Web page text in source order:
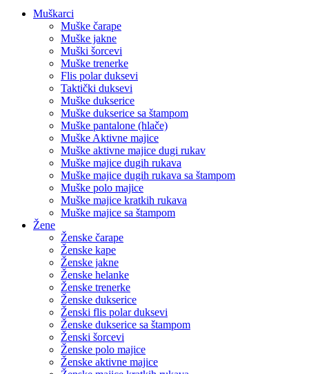
Muškarci
Muške čarape
Muške jakne
Muški šorcevi
Muške trenerke
Flis polar duksevi
Taktički duksevi
Muške dukserice
Muške dukserice sa štampom
Muške pantalone (hlače)
Muške Aktivne majice
Muške aktivne majice dugi rukav
Muške majice dugih rukava
Muške majice dugih rukava sa štampom
Muške polo majice
Muške majice kratkih rukava
Muške majice sa štampom
Žene
Ženske čarape
Ženske kape
Ženske jakne
Ženske helanke
Ženske trenerke
Ženske dukserice
Ženski flis polar duksevi
Ženske dukserice sa štampom
Ženski šorcevi
Ženske polo majice
Ženske aktivne majice